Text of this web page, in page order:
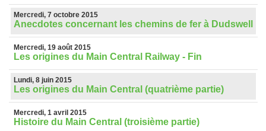
Mercredi, 7 octobre 2015
Anecdotes concernant les chemins de fer à Dudswell
Mercredi, 19 août 2015
Les origines du Main Central Railway - Fin
Lundi, 8 juin 2015
Les origines du Main Central (quatrième partie)
Mercredi, 1 avril 2015
Histoire du Main Central (troisième partie)